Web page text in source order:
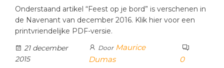
Onderstaand artikel “Feest op je bord” is verschenen in
de Navenant van december 2016. Klik hier voor een
printvriendelijke PDF-versie.
21 december
2015
Door Maurice
Dumas
0